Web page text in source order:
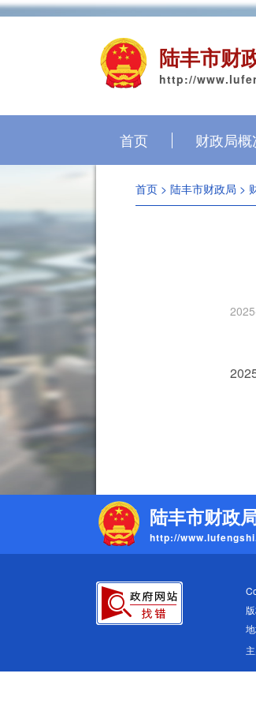
陆丰市财
http://
首页 财政局概
首页 > 陆丰市财政局 >
陆丰市财政
http://